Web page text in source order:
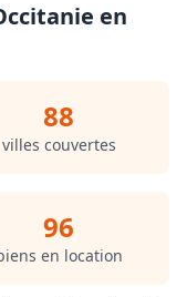
en
88
villes couvertes
96
en location